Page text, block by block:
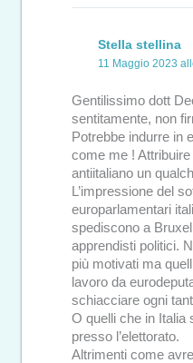
Stella stellina
11 Maggio 2023
Gentilissimo dott
sentitamente, non
Potrebbe indurre in
come me !
antiitaliano un
L’impressione del
europarlamentari
spediscono a
apprendisti politici.
più motivati ma
lavoro da
schiacciare ogni
O quelli che in Italia
presso l’elettorato.
Altrimenti come